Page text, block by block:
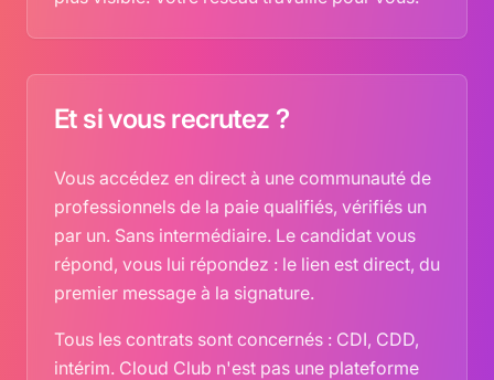
Et si vous recrutez ?
Vous accédez en direct à une communauté de
professionnels de la paie qualifiés, vérifiés un
par un. Sans intermédiaire. Le candidat vous
répond, vous lui répondez : le lien est direct, du
premier message à la signature.
Tous les contrats sont concernés : CDI, CDD,
intérim. Cloud Club n'est pas une plateforme